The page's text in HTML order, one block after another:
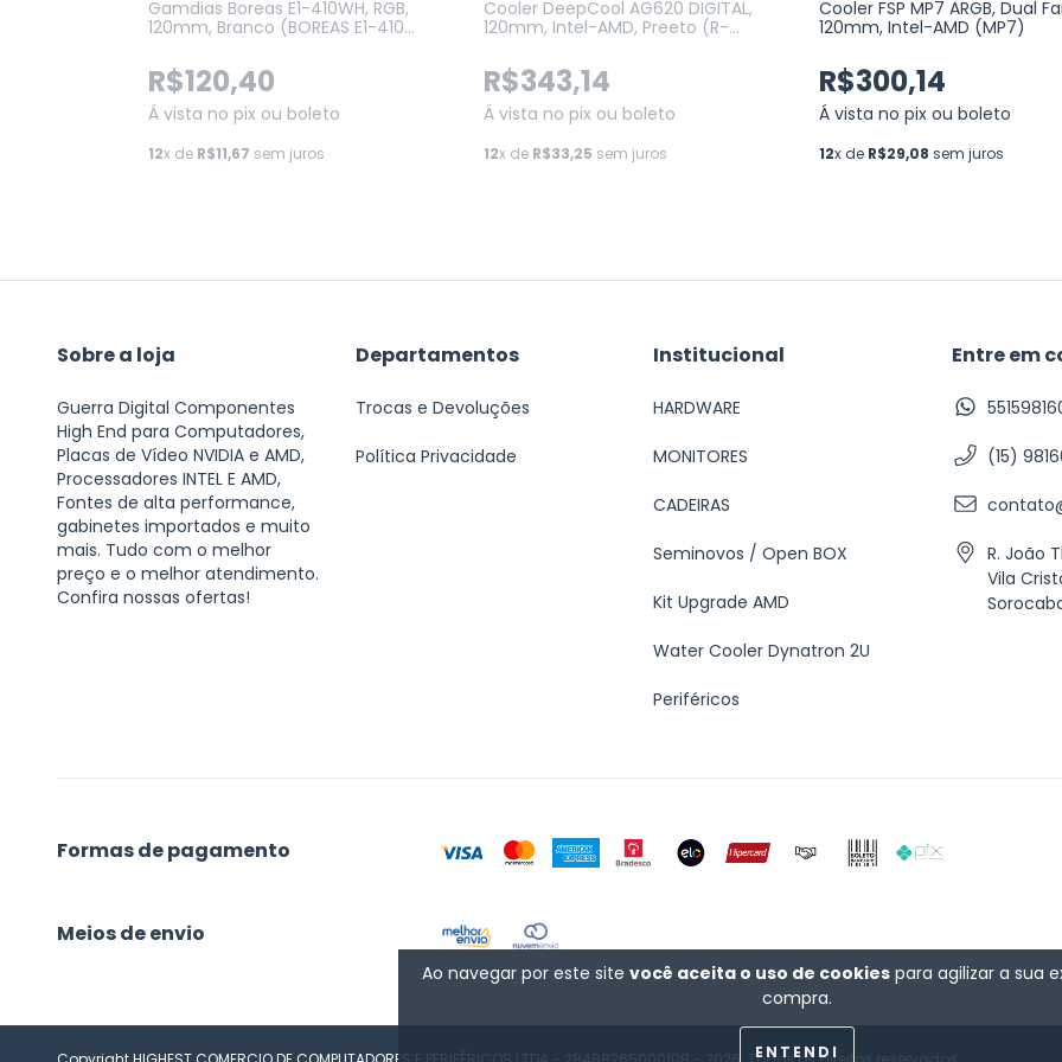
Ao navegar por este site você aceita o uso de cookies para agilizar a sua
compra.
ENTENDI
Gamdias Boreas E1-410WH, RGB,
120mm, Branco (BOREAS E1-410
R$120,40
Á vista no pix ou boleto
12x de R$11,67 sem juros
Cooler DeepCool AG620 DIGITAL,
120mm, Intel-AMD, Preeto (R-
R$343,14
Á vista no pix ou boleto
12x de R$33,25 sem juros
Cooler FSP MP7 ARGB, Dual
120mm, Intel-AMD (MP7)
R$300,14
Á vista no pix ou boleto
12x de R$29,08 sem juros
Sobre a loja
Guerra Digital Componentes
High End para Computadores,
Placas de Vídeo NVIDIA e AMD,
Processadores INTEL E AMD,
Fontes de alta performance,
gabinetes importados e muito
mais. Tudo com o melhor
preço e o melhor atendimento.
Confira nossas ofertas!
Departamentos
Trocas e Devoluções
Política Privacidade
Institucional
HARDWARE
MONITORES
CADEIRAS
Seminovos / Open BOX
Kit Upgrade AMD
Water Cooler Dynatron 2U
Periféricos
Entre em
(15)
R. João
Vila
Formas de pagamento
Meios de envio